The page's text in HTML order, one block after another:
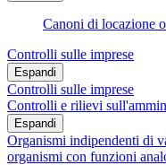
Canoni di locazione
Controlli sulle imprese
Espandi
Controlli sulle imprese
Controlli e rilievi
Espandi
Organismi indipendenti di
organismi con funzioni